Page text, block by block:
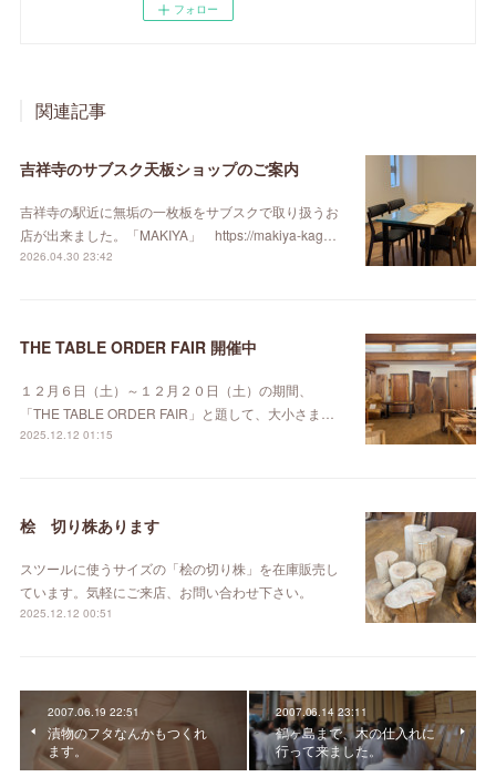
フォロー
関連記事
吉祥寺のサブスク天板ショップのご案内
吉祥寺の駅近に無垢の一枚板をサブスクで取り扱うお
店が出来ました。「MAKIYA」 https://makiya-kag…
2026.04.30 23:42
THE TABLE ORDER FAIR 開催中
１２月６日（土）～１２月２０日（土）の期間、
「THE TABLE ORDER FAIR」と題して、大小さま…
2025.12.12 01:15
桧 切り株あります
スツールに使うサイズの「桧の切り株」を在庫販売し
ています。気軽にご来店、お問い合わせ下さい。
2025.12.12 00:51
2007.06.19 22:51
漬物のフタなんかもつくれ
ます。
2007.06.14 23:11
鶴ヶ島まで、木の仕入れに
行って来ました。